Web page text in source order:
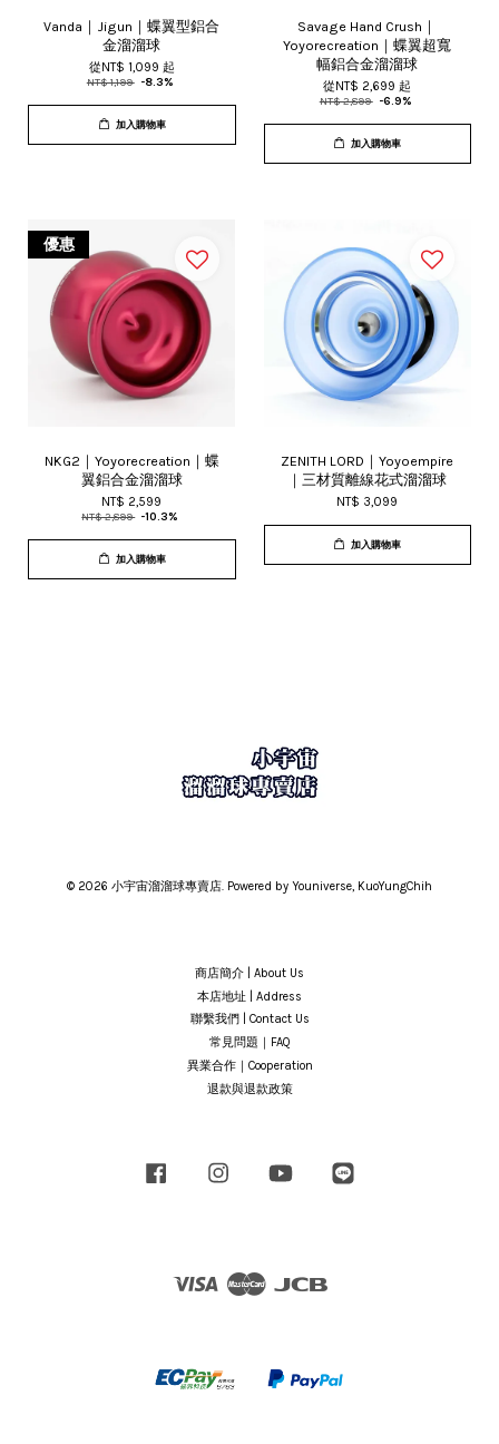
Vanda｜Jigun｜蝶翼型鋁合
金溜溜球
從NT$ 1,099 起
NT$ 1,199 -8.3%
加入購物車
Savage Hand Crush｜
Yoyorecreation｜蝶翼超寬
幅鋁合金溜溜球
從NT$ 2,699起
NT$ 2,899 -6.9%
加入購物車
優惠
NKG2｜Yoyorecreation｜蝶
翼鋁合金溜溜球
NT$ 2,599
NT$ 2,899 -10.3%
加入購物車
ZENITH LORD｜Yoyoempire
｜三材質離線花式溜溜球
NT$ 3,099
加入購物車
© 2026 小宇宙溜溜球專賣店. Powered by Youniverse, KuoYungChih
商店簡介 | About Us
本店地址 | Address
聯繫我們 | Contact Us
常見問題｜FAQ
異業合作｜Cooperation
退款與退款政策
Facebook Instagram YouTube
Visa Master